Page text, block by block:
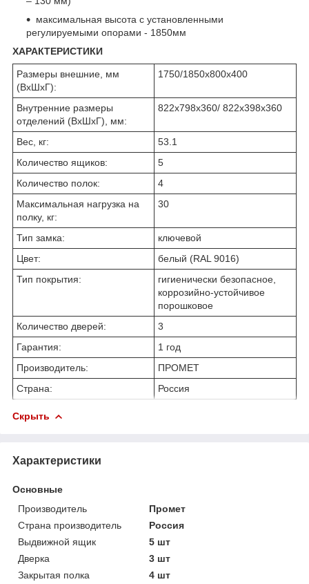
максимальная высота с установленными
регулируемыми опорами - 1850мм
ХАРАКТЕРИСТИКИ
Размеры внешние, мм
(ВхШхГ):
1750/1850x800x400
Внутренние размеры
отделений (ВхШхГ), мм:
822x798x360/ 822x398x360
Вес, кг:
53.1
Количество ящиков:
5
Количество полок:
4
Максимальная нагрузка на
полку, кг:
30
Тип замка:
ключевой
Цвет:
белый (RAL 9016)
Тип покрытия:
гигиенически безопасное,
коррозийно-устойчивое
порошковое
Количество дверей:
3
Гарантия:
1 год
Производитель:
ПРОМЕТ
Страна:
Россия
Скрыть
Характеристики
Основные
Производитель
Промет
Страна производитель
Россия
Выдвижной ящик
5 шт
Дверка
3 шт
Закрытая полка
4 шт